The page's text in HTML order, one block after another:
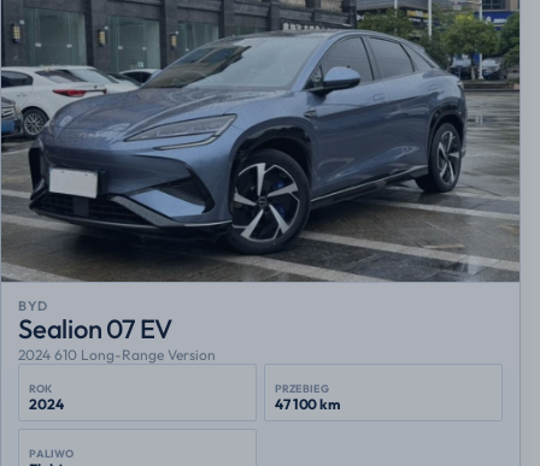
BYD
Sealion 07 EV
2024 610 Long-Range Version
ROK
2024
PRZEBIEG
47 100 km
PALIWO